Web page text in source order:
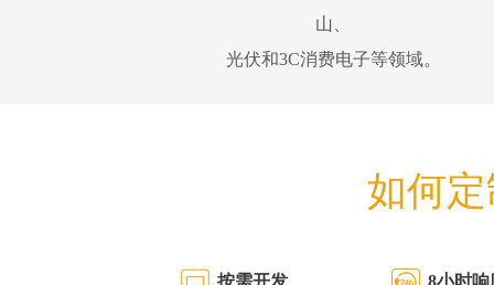
山、
光伏和3C消费电子等领域。
如何
按需开发 8小时响